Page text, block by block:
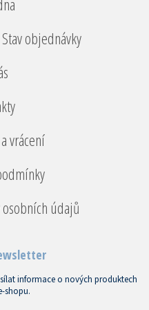
objednávky
vrácení
údajů
informace o nových produktech
shopu.